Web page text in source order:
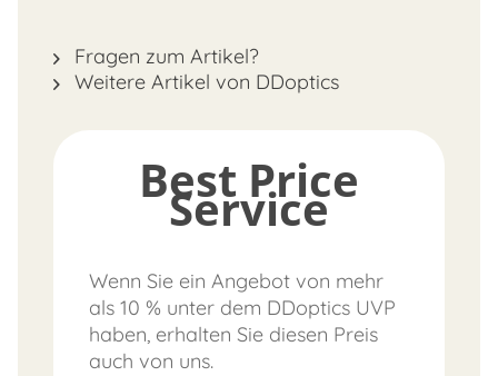
Fragen zum Artikel?
Weitere Artikel von DDoptics
Best Price
Service
Wenn Sie ein Angebot von mehr
als 10 % unter dem DDoptics UVP
haben, erhalten Sie diesen Preis
auch von uns.